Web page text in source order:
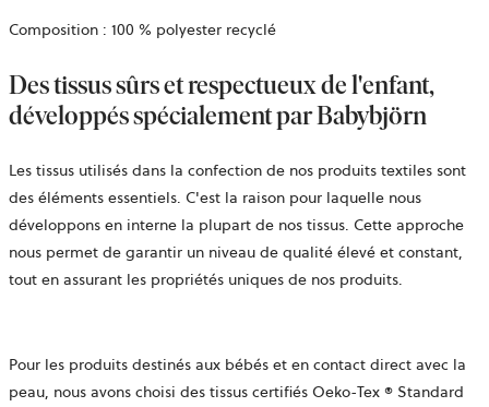
Composition : 100 % polyester recyclé
Des tissus sûrs et respectueux de l'enfant,
développés spécialement par Babybjörn
Les tissus utilisés dans la confection de nos produits textiles sont
des éléments essentiels. C'est la raison pour laquelle nous
développons en interne la plupart de nos tissus. Cette approche
nous permet de garantir un niveau de qualité élevé et constant,
tout en assurant les propriétés uniques de nos produits.
Pour les produits destinés aux bébés et en contact direct avec la
peau, nous avons choisi des tissus certifiés Oeko-Tex ® Standard